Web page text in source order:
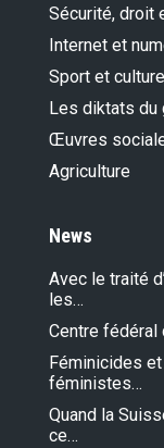
Sécurité, droit
Internet et
Sport et culture
Les diktats du
Œuvres
Agriculture
News
Avec le traité
les…
Centre fédéral
Féminicides
féministes…
Quand la
ce…